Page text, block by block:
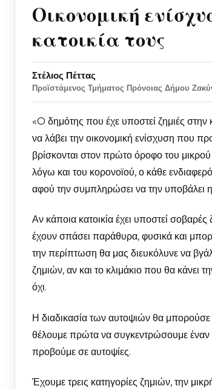
Oικονομική
κατοικία τους
Στέλιος Πέττας
Προϊστάμενος Τμήματος Πρόνοιας Δήμου
«O δημότης που έχε υποστεί ζημιές στην
να λάβει την οικονομική ενίσχυση που
βρίσκονται στον πρώτο όροφο του
λόγω και του κορονοϊού, ο κάθε
αφού την συμπληρώσει να την υποβάλει
Αν κάποια κατοικία έχει υποστεί
έχουν σπάσει παράθυρα, φυσικά και
την περίπτωση θα μας διευκόλυνε να
ζημιών, αν και το κλιμάκιο που θα κάνει
όχι.
Η διαδικασία των αυτοψιών θα μπορούσε
θέλουμε πρώτα να συγκεντρώσουμε έναν
προβούμε σε αυτοψίες.
Έχουμε τρεις κατηγορίες ζημιών, την